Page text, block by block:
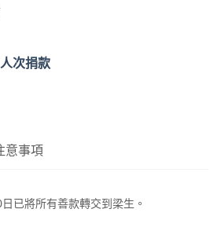
人次捐款
意事項
已將所有善款轉交到梁生。